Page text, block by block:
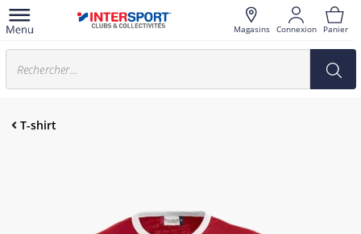
Magasins Connexion Panier
T-shirt